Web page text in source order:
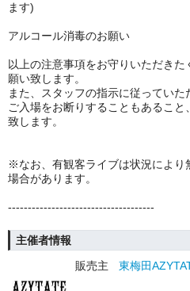
ます)
アルコール消毒のお願い
以上の注意事項をお守りいただき
願い致します。
また、スタッフの指示に従っていた
ご入場をお断りすることもあるこ
致します。
※なお、有観客ライブは状況により
場合があります。
-------------------------------------
主催者情報
販売主
東梅田